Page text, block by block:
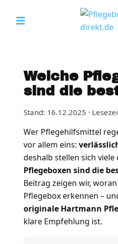
Welche
sind die
Stand: 16.12.2025 ·
Wer Pflegehilfsmittel
vor allem eins:
deshalb stellen sich viele
Pflegeboxen sind die
Beitrag zeigen wir,
Pflegebox erkennen –
originale Hartmann
klare Empfehlung ist.